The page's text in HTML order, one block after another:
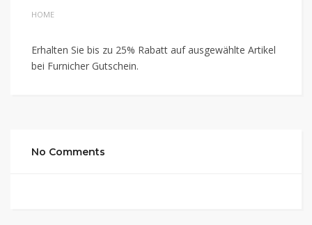
HOME
Erhalten Sie bis zu 25% Rabatt auf ausgewählte Artikel
bei Furnicher Gutschein.
No Comments